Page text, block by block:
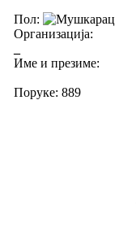
Пол:
Организација:
Име и презиме:
Поруке: 889